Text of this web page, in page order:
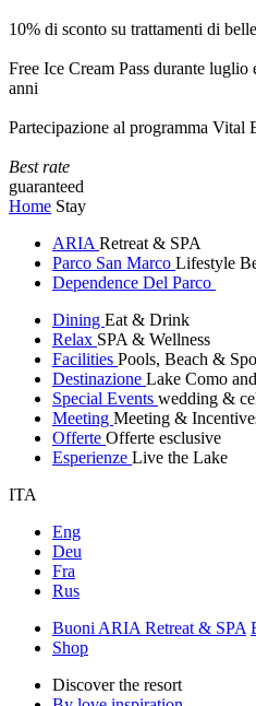
10% di sconto su trattamenti di
Free Ice Cream Pass durante
anni
Partecipazione al programma Vital
Best rate
guaranteed
Home Stay
ARIA Retreat & SPA
Parco San Marco Lifestyle
Dependence Del Parco
Dining Eat & Drink
Relax SPA & Wellness
Facilities Pools, Beach &
Destinazione Lake Como
Special Events wedding &
Meeting Meeting &
Offerte Offerte esclusive
Esperienze Live the Lake
ITA
Eng
Deu
Fra
Rus
Buoni ARIA Retreat & SPA
Shop
Discover the resort